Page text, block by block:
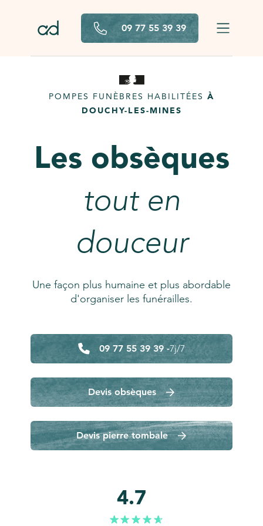
09 77 55 39 39
POMPES FUNÈBRES HABILITÉES À
DOUCHY-LES-MINES
Les obsèques
tout en
douceur
Une façon plus humaine et plus abordable
d'organiser les funérailles.
09 77 55 39 39 -7j/7
Devis obsèques
Devis pierre tombale
4.7